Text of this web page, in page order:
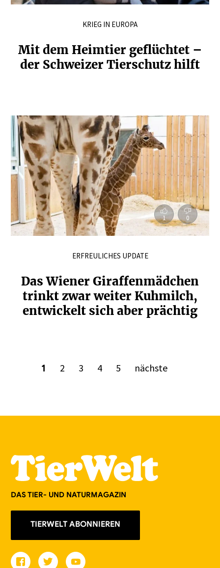
KRIEG IN EUROPA
Mit dem Heimtier geflüchtet –
der Schweizer Tierschutz hilft
1 0
ERFREULICHES UPDATE
Das Wiener Giraf­fen­mädchen
trinkt zwar weiter Kuhmilch,
entwi­ckelt sich aber prächtig
1 2 3 4 5 nächste
DAS TIER- UND NATURMAGAZIN
TIERWELT ABONNIEREN